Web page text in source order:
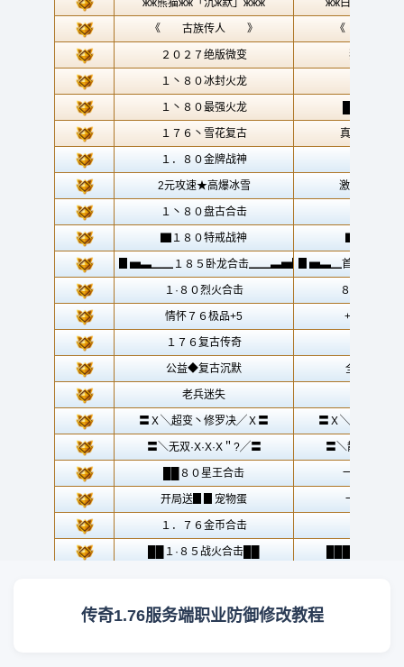
传奇1.76服务端职业防御修改教程